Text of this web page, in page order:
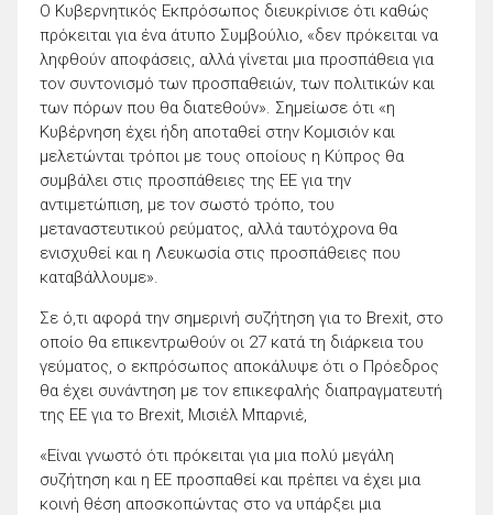
Ο Κυβερνητικός Εκπρόσωπος διευκρίνισε ότι καθώς
πρόκειται για ένα άτυπο Συμβούλιο, «δεν πρόκειται να
ληφθούν αποφάσεις, αλλά γίνεται μια προσπάθεια για
τον συντονισμό των προσπαθειών, των πολιτικών και
των πόρων που θα διατεθούν». Σημείωσε ότι «η
Κυβέρνηση έχει ήδη αποταθεί στην Κομισιόν και
μελετώνται τρόποι με τους οποίους η Κύπρος θα
συμβάλει στις προσπάθειες της ΕΕ για την
αντιμετώπιση, με τον σωστό τρόπο, του
μεταναστευτικού ρεύματος, αλλά ταυτόχρονα θα
ενισχυθεί και η Λευκωσία στις προσπάθειες που
καταβάλλουμε».
Σε ό,τι αφορά την σημερινή συζήτηση για το Brexit, στο
οποίο θα επικεντρωθούν οι 27 κατά τη διάρκεια του
γεύματος, o εκπρόσωπος αποκάλυψε ότι ο Πρόεδρος
θα έχει συνάντηση με τον επικεφαλής διαπραγματευτή
της ΕΕ για το Brexit, Μισιέλ Μπαρνιέ,
«Είναι γνωστό ότι πρόκειται για μια πολύ μεγάλη
συζήτηση και η ΕΕ προσπαθεί και πρέπει να έχει μια
κοινή θέση αποσκοπώντας στο να υπάρξει μια